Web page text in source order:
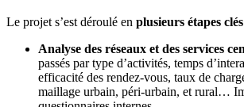
Le projet s’est déroulé en plusieurs étapes clés
Analyse des réseaux et des services
passés par type d’activités, temps
efficacité des rendez-vous, taux de
maillage urbain, péri-urbain, et rural…